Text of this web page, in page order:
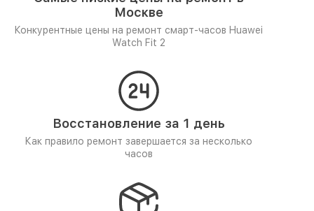
Москве
Конкурентные цены на ремонт смарт-часов Huawei
Watch Fit 2
Восстановление за 1 день
Как правило ремонт завершается за несколько
часов